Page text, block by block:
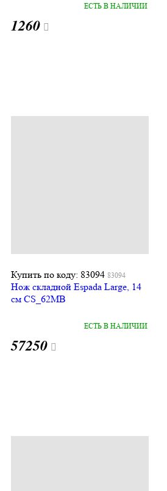
1260
ЕСТЬ В НАЛИЧИИ
Купить по коду: 83094 83094
Нож складной Espada Large, 14
см CS_62MB
57250
ЕСТЬ В НАЛИЧИИ